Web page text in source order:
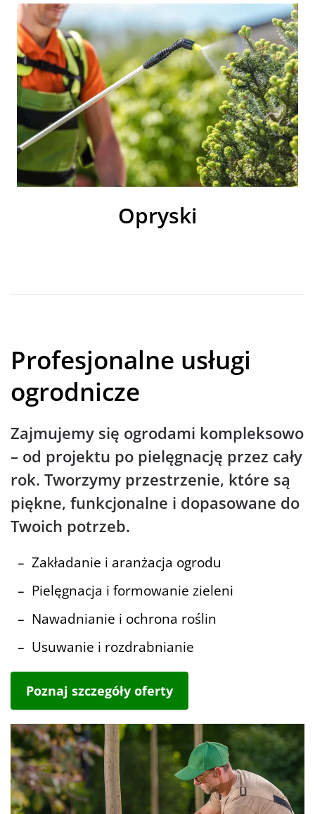
Opryski
Profesjonalne usługi
ogrodnicze
Zajmujemy się ogrodami kompleksowo
– od projektu po pielęgnację przez cały
rok. Tworzymy przestrzenie, które są
piękne, funkcjonalne i dopasowane do
Twoich potrzeb.
Zakładanie i aranżacja ogrodu
Pielęgnacja i formowanie zieleni
Nawadnianie i ochrona roślin
Usuwanie i rozdrabnianie
Poznaj szczegóły oferty